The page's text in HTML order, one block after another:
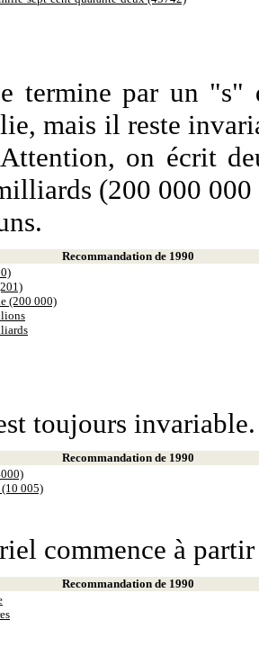
termine par un "s"
mais il reste
on écrit
(200 000
Recommandation de 1990
(200 000)
toujours invariable.
Recommandation de 1990
005)
commence à
Recommandation de 1990